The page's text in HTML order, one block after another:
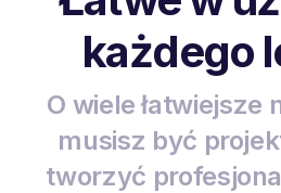
każdego
O wiele łatwiejsze
musisz być
tworzyć